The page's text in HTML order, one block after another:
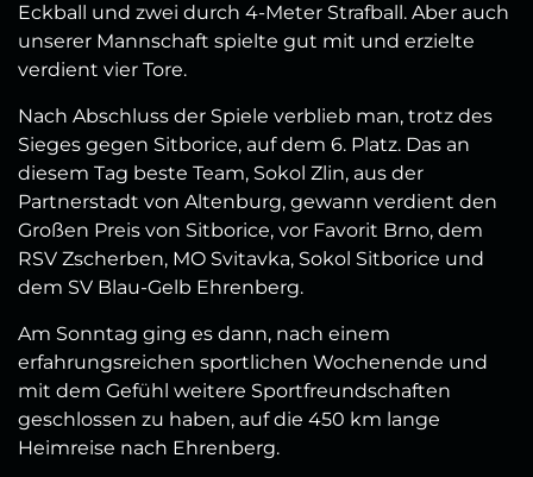
Eckball und zwei durch 4-Meter Strafball. Aber auch
unserer Mannschaft spielte gut mit und erzielte
verdient vier Tore.
Nach Abschluss der Spiele verblieb man, trotz des
Sieges gegen Sitborice, auf dem 6. Platz. Das an
diesem Tag beste Team, Sokol Zlin, aus der
Partnerstadt von Altenburg, gewann verdient den
Großen Preis von Sitborice, vor Favorit Brno, dem
RSV Zscherben, MO Svitavka, Sokol Sitborice und
dem SV Blau-Gelb Ehrenberg.
Am Sonntag ging es dann, nach einem
erfahrungsreichen sportlichen Wochenende und
mit dem Gefühl weitere Sportfreundschaften
geschlossen zu haben, auf die 450 km lange
Heimreise nach Ehrenberg.